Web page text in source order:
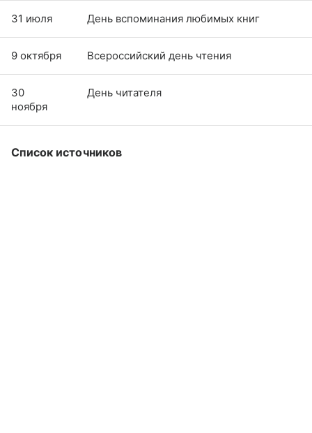
31 июля День вспоминания любимых книг
9 октября Всероссийский день чтения
30
ноября
День читателя
Список источников